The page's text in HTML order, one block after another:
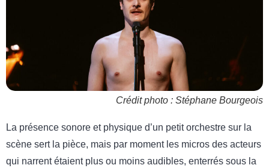
Crédit photo : Stéphane Bourgeois
La présence sonore et physique d’un petit orchestre sur la
scène sert la pièce, mais par moment les micros des acteurs
qui narrent étaient plus ou moins audibles, enterrés sous la